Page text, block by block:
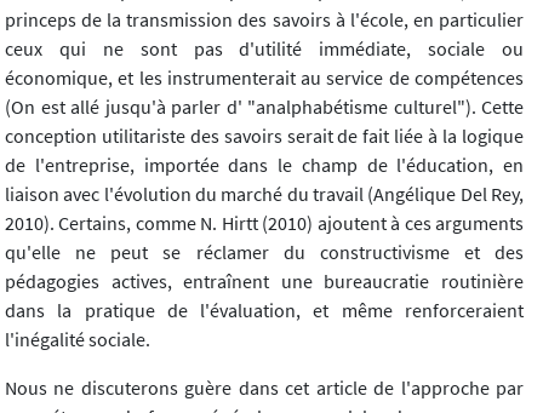
princeps de la transmission des savoirs à l'école, en particulier
ceux qui ne sont pas d'utilité immédiate, sociale ou
économique, et les instrumenterait au service de compétences
(On est allé jusqu'à parler d' "analphabétisme culturel"). Cette
conception utilitariste des savoirs serait de fait liée à la logique
de l'entreprise, importée dans le champ de l'éducation, en
liaison avec l'évolution du marché du travail (Angélique Del Rey,
2010). Certains, comme N. Hirtt (2010) ajoutent à ces arguments
qu'elle ne peut se réclamer du constructivisme et des
pédagogies actives, entraînent une bureaucratie routinière
dans la pratique de l'évaluation, et même renforceraient
l'inégalité sociale.
Nous ne discuterons guère dans cet article de l'approche par